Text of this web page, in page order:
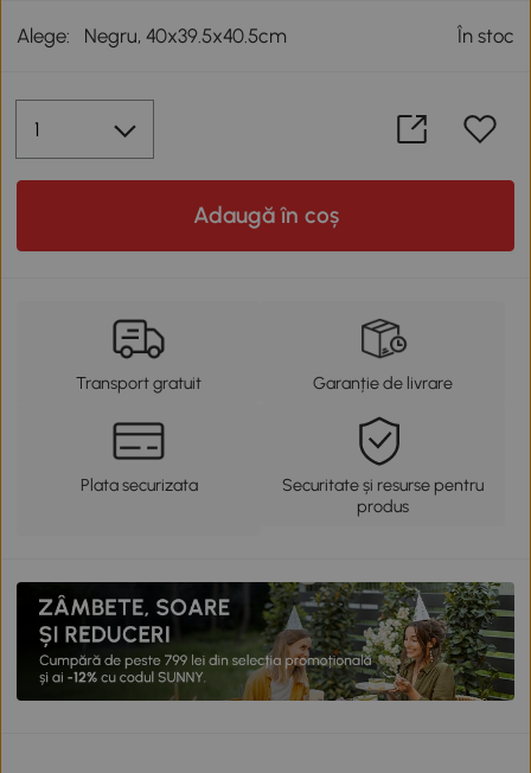
Alege: Negru, 40x39.5x40.5cm În stoc
Adaugă în coș
Transport gratuit Garanție de livrare
Plata securizata
Securitate și resurse pentru
produs